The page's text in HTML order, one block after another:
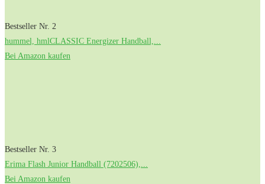
Bestseller Nr. 2
hummel, hmlCLASSIC Energizer Handball,...
Bei Amazon kaufen
Bestseller Nr. 3
Erima Flash Junior Handball (7202506),...
Bei Amazon kaufen